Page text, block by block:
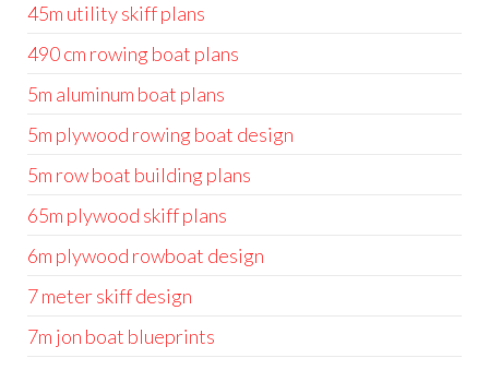
45m utility skiff plans
490 cm rowing boat plans
5m aluminum boat plans
5m plywood rowing boat design
5m row boat building plans
65m plywood skiff plans
6m plywood rowboat design
7 meter skiff design
7m jon boat blueprints